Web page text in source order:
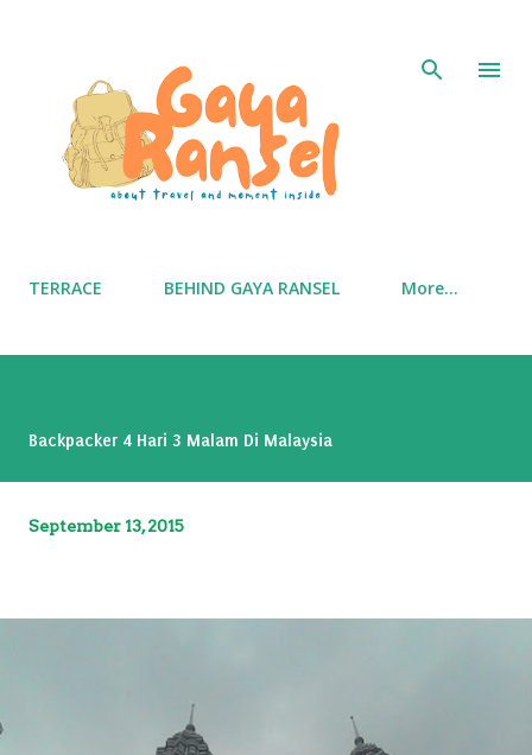
TERRACE BEHIND GAYA RANSEL More…
Backpacker 4 Hari 3 Malam Di Malaysia
September 13, 2015